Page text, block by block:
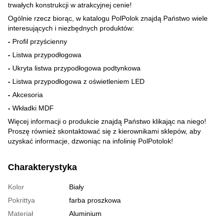
trwałych konstrukcji w atrakcyjnej cenie!
Ogólnie rzecz biorąc, w katalogu PolPolok znajdą Państwo wiele
interesujących i niezbędnych produktów:
- Profil przyścienny
- Listwa przypodłogowa
- Ukryta listwa przypodłogowa podtynkowa
- Listwa przypodłogowa z oświetleniem LED
- Akcesoria
- Wkładki MDF
Więcej informacji o produkcie znajdą Państwo klikając na niego!
Proszę również skontaktować się z kierownikami sklepów, aby
uzyskać informacje, dzwoniąc na infolinię PolPotolok!
Charakterystyka
Kolor
Biały
Pokrittya
farba proszkowa
Materiał
Aluminium